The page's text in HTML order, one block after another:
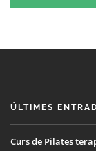
ÚLTIMES
Curs de Pilates